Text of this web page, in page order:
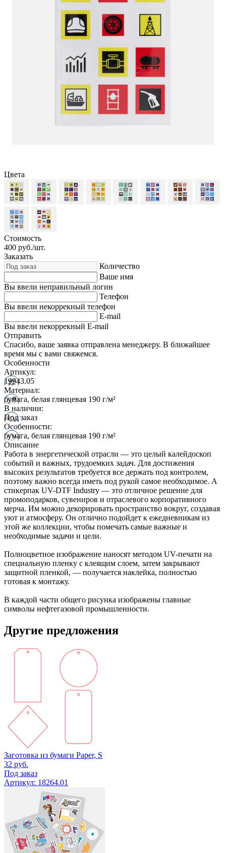
Цвета
Стоимость
400 руб./шт.
Заказать
Количество
Ваше имя
Вы ввели неправильный логин
Телефон
Вы ввели некоррекный телефон
E-mail
Вы ввели некоррекный E-mail
Отправить
Спасибо, ваше заявка отправлена менеджеру. В ближайшее
время мы с вами свяжемся.
Особенности
Артикул:
19943.05
Материал:
бумага, белая глянцевая 190 г/м²
В наличии:
Под заказ
Особенности:
бумага, белая глянцевая 190 г/м²
Описание
Работа в энергетической отрасли — это целый калейдоскоп
событий и важных, трудоемких задач. Для достижения
высоких результатов требуется все держать под контролем,
поэтому важно всегда иметь под рукой самое необходимое. А
стикерпак UV-DTF Industry — это отличное решение для
промоподарков, сувениров и отраслевого корпоративного
мерча. Им можно декорировать пространство вокруг, создавая
уют и атмосферу. Он отлично подойдет к ежедневникам из
этой же коллекции, чтобы помечать самые важные и
необходимые задачи и цели.
Полноцветное изображение наносят методом UV-печати на
специальную пленку с клеящим слоем, затем закрывают
защитной пленкой, — получается наклейка, полностью
готовая к монтажу.
В каждой части общего рисунка изображены главные
символы нефтегазовой промышленности.
Другие предложения
Заготовка из бумаги Paper, S
32 руб.
Под заказ
Артикул: 18264.01